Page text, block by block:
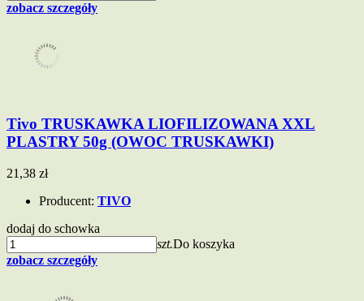
zobacz szczegóły
Tivo TRUSKAWKA LIOFILIZOWANA XXL
PLASTRY 50g (OWOC TRUSKAWKI)
21,38 zł
Producent: TIVO
dodaj do schowka
szt.Do koszyka
zobacz szczegóły